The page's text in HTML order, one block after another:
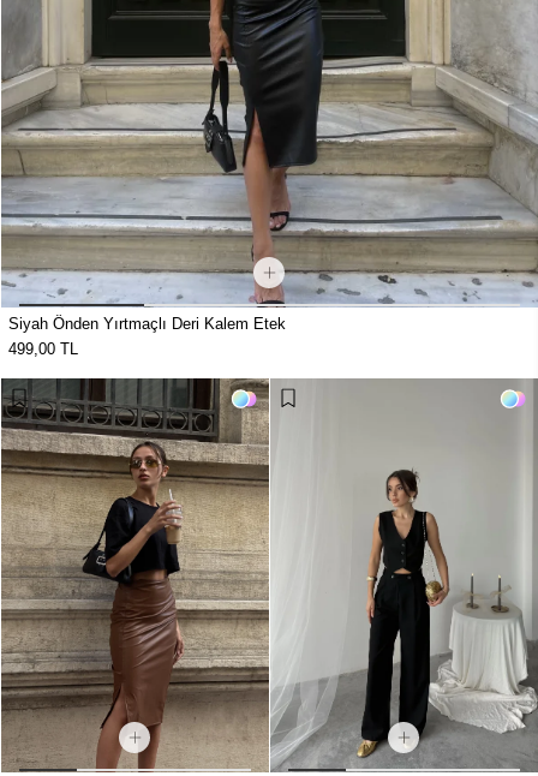
Siyah Önden Yırtmaçlı Deri Kalem Etek
499,00 TL